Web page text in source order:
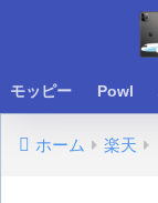
モッピー Powl
ホーム 楽天